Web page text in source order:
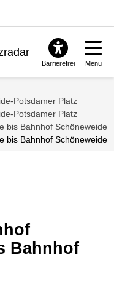
Barrierefrei Menü
Potsdamer Platz
Potsdamer Platz
bis Bahnhof Schöneweide
bis Bahnhof Schöneweide
Bahnhof